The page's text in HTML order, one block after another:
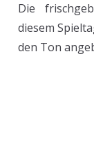
Die
diesem
den Ton